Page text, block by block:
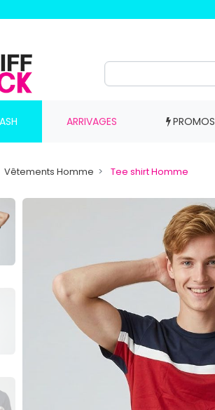
ARRIVAGES PROMOS
Vêtements Homme Tee shirt Homme